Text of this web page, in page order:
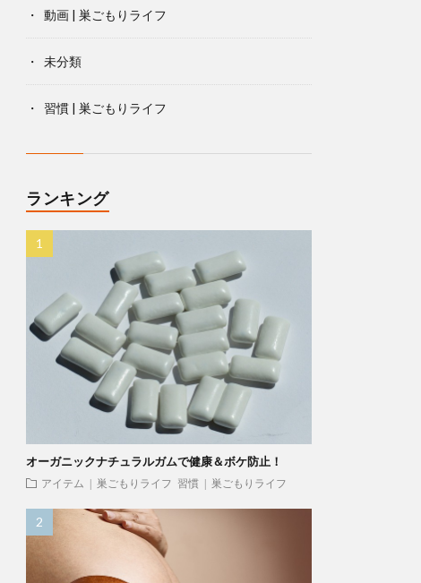
動画 | 巣ごもりライフ
未分類
習慣 | 巣ごもりライフ
ランキング
オーガニックナチュラルガムで健康＆ボケ防止！
アイテム | 巣ごもりライフ 習慣 | 巣ごもりライフ